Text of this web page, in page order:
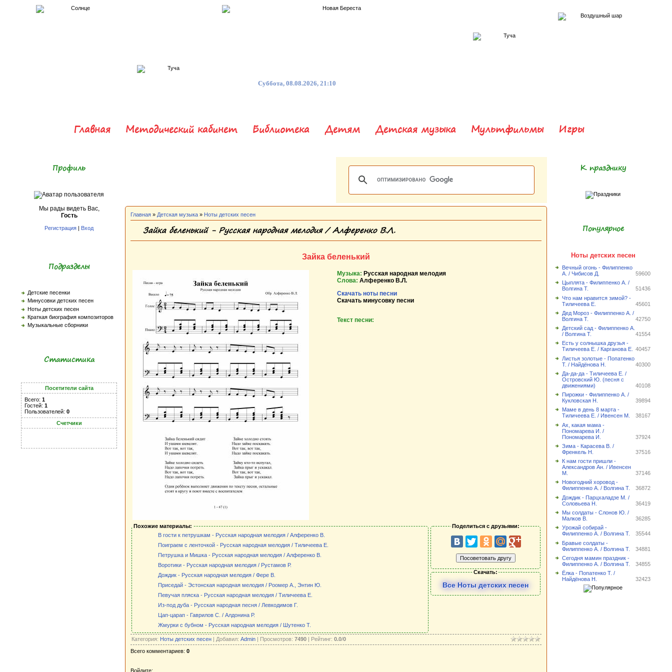
Суббота, 08.08.2026, 21:10
Главная Методический кабинет Библиотека Детям Детская музыка Мультфильмы Игры
Профиль
Мы рады видеть Вас,
Гость
Регистрация | Вход
Подразделы
Детские песенки
Минусовки детских песен
Ноты детских песен
Краткая биография композиторов
Музыкальные сборники
Статистика
Посетители сайта
Всего: 1
Гостей: 1
Пользователей: 0
Счетчики
Главная » Детская музыка » Ноты детских песен
Зайка беленький - Русская народная мелодия / Алференко В.Л.
Зайка беленький
Музыка: Русская народная мелодия
Слова: Алференко В.Л.
Скачать ноты песни
Скачать минусовку песни
Текст песни:
Похожие материалы:
В гости к петрушкам - Русская народная мелодия / Алференко В.
Поиграем с ленточкой - Русская народная мелодия / Тиличеева Е.
Петрушка и Мишка - Русская народная мелодия / Алференко В.
Воротики - Русская народная мелодия / Рустамов Р.
Дождик - Русская народная мелодия / Фере В.
Приседай - Эстонская народная мелодия / Роомер А., Энтин Ю.
Певучая пляска - Русская народная мелодия / Тиличеева Е.
Из-под дуба - Русская народная песня / Левкодимов Г.
Цап-царап - Гаврилов С. / Алдонина Р.
Жмурки с бубном - Русская народная мелодия / Шутенко Т.
Поделиться с друзьями:
Скачать:
Все Ноты детских песен
Категория: Ноты детских песен | Добавил: Admin | Просмотров: 7490 | Рейтинг: 0.0/0
Всего комментариев: 0
Войдите:
К празднику
Популярное
Ноты детских песен
Вечный огонь - Филиппенко
А. / Чибисов Д.
59600
Цыплята - Филиппенко А. /
Волгина Т.
51436
Что нам нравится зимой? -
Тиличеева Е.
45601
Дед Мороз - Филиппенко А. /
Волгина Т.
42750
Детский сад - Филиппенко А.
/ Волгина Т.
41554
Есть у солнышка друзья -
Тиличеева Е. / Карганова Е.
40457
Листья золотые - Попатенко
Т. / Найдёнова Н.
40300
Да-да-да - Тиличеева Е. /
Островский Ю. (песня с
движениями)
40108
Пирожки - Филиппенко А. /
Кукловская Н.
39894
Маме в день 8 марта -
Тиличеева Е. / Ивенсен М.
38167
Ах, какая мама -
Пономарева И. /
Пономарева И.
37924
Зима - Карасева В. /
Френкель Н.
37516
К нам гости пришли -
Александров Ан. / Ивенсен
М.
37146
Новогодний хоровод -
Филиппенко А. / Волгина Т.
36872
Дождик - Парцхаладзе М. /
Соловьева Н.
36419
Мы солдаты - Слонов Ю. /
Малков В.
36285
Урожай собирай -
Филиппенко А. / Волгина Т.
35544
Бравые солдаты -
Филиппенко А. / Волгина Т.
34881
Сегодня мамин праздник -
Филиппенко А. / Волгина Т.
34855
Ёлка - Попатенко Т. /
Найдёнова Н.
32423